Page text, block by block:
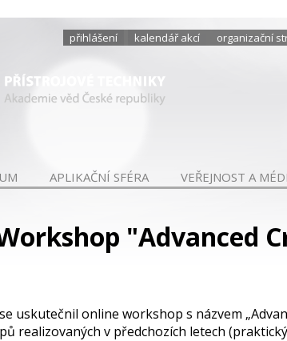
přihlášení kalendář akcí organizační
APLIKAČNÍ SFÉRA VEŘEJNOST A
"Advanced
uskutečnil online workshop s názvem
realizovaných v předchozích letech